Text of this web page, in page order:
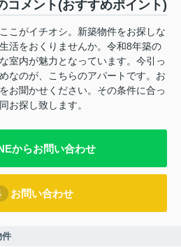
コメント(おすすめポイント)
こがイチオシ。新築物件をお探しな
活をおくりませんか。令和8年築の
室内が魅力となっています。今引っ
なのが、こちらのアパートです。お
お聞かせください。その条件に合っ
お探し致します。
からお問い合わせ
お問い合わせ
件